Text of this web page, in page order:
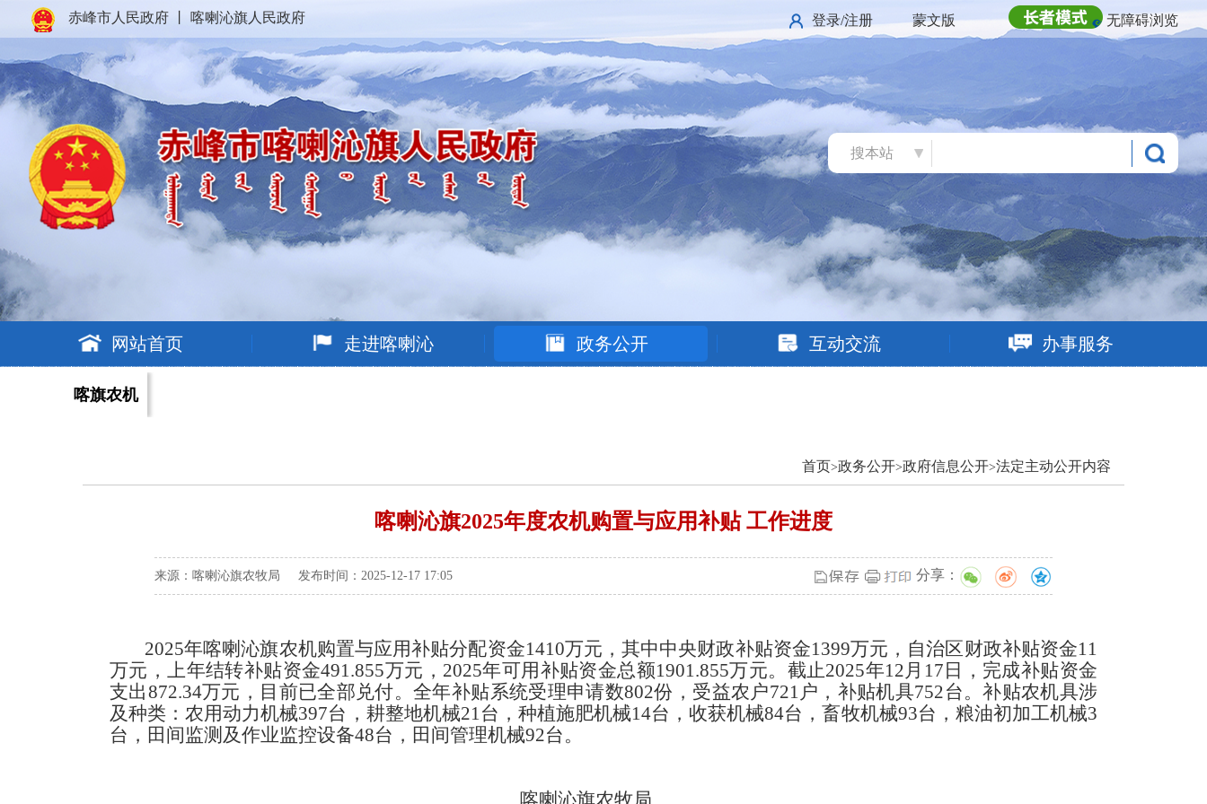
赤峰市人民政府 喀喇沁旗人民政府 登录/注册 蒙文版 无障碍浏览
搜本站
网站首页 走进喀喇沁 政务公开 互动交流 办事服务
喀旗农机
首页>政务公开>政府信息公开>法定主动公开内容
喀喇沁旗2025年度农机购置与应用补贴 工作进度
来源：喀喇沁旗农牧局 发布时间：2025-12-17 17:05 分享：
2025年喀喇沁旗农机购置与应用补贴分配资金1410万元，其中中央财政补贴资金1399万元 ，自治区财政补贴资金11
万元，上年结转补贴资金491.855万元 ， 2025年可用补贴资金总额1901.855万元。截止2025年12月17日，完成补贴资金
支出872.34万元 ，目前已全部兑付。全年补贴系统受理申请数802份， 受益农户721 户，补贴机具752台。补贴农机具涉
及种类 ：农用动力机械397台，耕整地机械21台，种植施肥机械14台，收获机械84台，畜牧机械93台，粮油初加工机械3
台，田间监测及作业监控设备48台，田间管理机械92台。
喀喇沁旗农牧局